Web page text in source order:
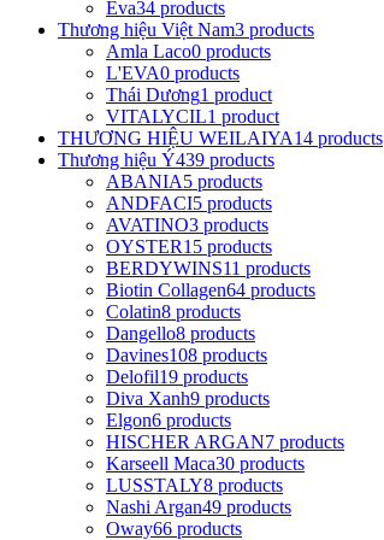
Eva34 products
Thương hiệu Việt Nam3 products
Amla Laco0 products
L'EVA0 products
Thái Dương1 product
VITALYCIL1 product
THƯƠNG HIỆU WEILAIYA14 products
Thương hiệu Ý439 products
ABANIA5 products
ANDFACI5 products
AVATINO3 products
OYSTER15 products
BERDYWINS11 products
Biotin Collagen64 products
Colatin8 products
Dangello8 products
Davines108 products
Delofil19 products
Diva Xanh9 products
Elgon6 products
HISCHER ARGAN7 products
Karseell Maca30 products
LUSSTALY8 products
Nashi Argan49 products
Oway66 products